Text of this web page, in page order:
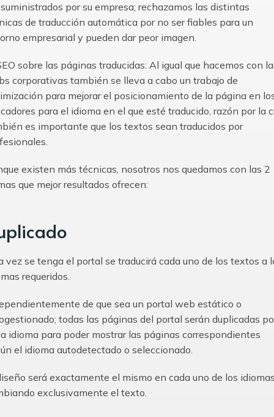
por su empresa; rechazamos las distintas
de traducción automática por no ser fiables para un
empresarial y pueden dar peor imagen.
sobre las páginas traducidas: Al igual que hacemos con
corporativas también se lleva a cabo un trabajo de
para mejorar el posicionamiento de la página en
para el idioma en el que esté traducido, razón por la
es importante que los textos sean traducidos por
existen más técnicas, nosotros nos quedamos con las 2
que mejor resultados ofrecen:
vez se tenga el portal se traducirá cada uno de los textos a
requeridos.
de que sea un portal web estático o
todas las páginas del portal serán duplicadas
idioma para poder mostrar las páginas correspondientes
el idioma autodetectado o seleccionado.
será exactamente el mismo en cada uno de los
exclusivamente el texto.